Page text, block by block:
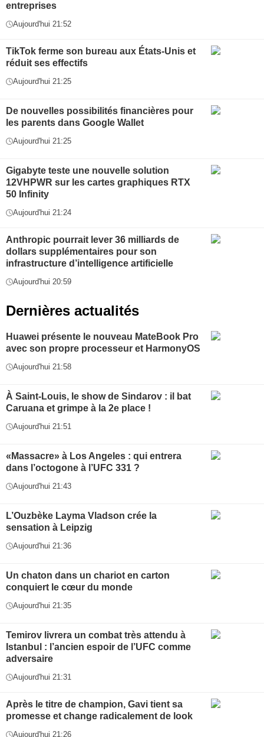
entreprises
Aujourd'hui 21:52
TikTok ferme son bureau aux États-Unis et
réduit ses effectifs
Aujourd'hui 21:25
De nouvelles possibilités financières pour
les parents dans Google Wallet
Aujourd'hui 21:25
Gigabyte teste une nouvelle solution
12VHPWR sur les cartes graphiques RTX
50 Infinity
Aujourd'hui 21:24
Anthropic pourrait lever 36 milliards de
dollars supplémentaires pour son
infrastructure d’intelligence artificielle
Aujourd'hui 20:59
Dernières actualités
Huawei présente le nouveau MateBook Pro
avec son propre processeur et HarmonyOS
Aujourd'hui 21:58
À Saint-Louis, le show de Sindarov : il bat
Caruana et grimpe à la 2e place !
Aujourd'hui 21:51
«Massacre» à Los Angeles : qui entrera
dans l’octogone à l’UFC 331 ?
Aujourd'hui 21:43
L’Ouzbèke Layma Vladson crée la
sensation à Leipzig
Aujourd'hui 21:36
Un chaton dans un chariot en carton
conquiert le cœur du monde
Aujourd'hui 21:35
Temirov livrera un combat très attendu à
Istanbul : l’ancien espoir de l’UFC comme
adversaire
Aujourd'hui 21:31
Après le titre de champion, Gavi tient sa
promesse et change radicalement de look
Aujourd'hui 21:26